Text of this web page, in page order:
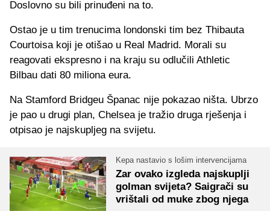
Doslovno su bili prinuđeni na to.
Ostao je u tim trenucima londonski tim bez Thibauta
Courtoisa koji je otišao u Real Madrid. Morali su
reagovati ekspresno i na kraju su odlučili Athletic
Bilbau dati 80 miliona eura.
Na Stamford Bridgeu Španac nije pokazao ništa. Ubrzo
je pao u drugi plan, Chelsea je tražio druga rješenja i
otpisao je najskupljeg na svijetu.
Kepa nastavio s lošim intervencijama
Zar ovako izgleda najskuplji
golman svijeta? Saigrači su
vrištali od muke zbog njega